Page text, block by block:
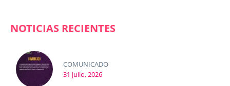
NOTICIAS RECIENTES
COMUNICADO
31 julio, 2026